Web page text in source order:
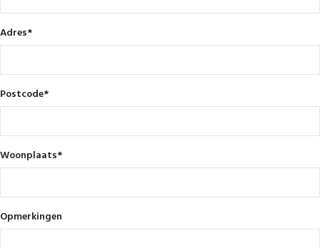
Adres*
Postcode*
Woonplaats*
Opmerkingen